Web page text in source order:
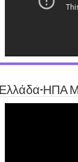
Ελλάδα-ΗΠΑ